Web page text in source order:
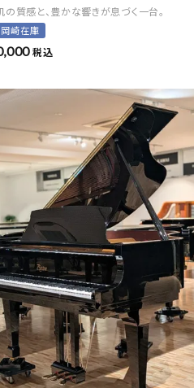
の質感と、豊かな響きが息づく一台。
岡崎在庫
税込